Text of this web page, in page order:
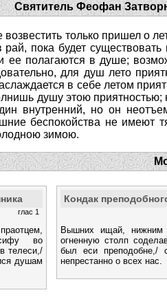
Святитель Феофан
возвестить только пришел о
пока будет
ее полагаются в душе;
для душ лето
в себе летом
душу этою приятностью;
внутренний, но он
беспокойства не имеют
зимою.
глас 1
во
телеси,/
душам
Кондак
Вышних ищай, нижним
огненную столп
был еси преподобне,/
непрестанно о всех нас.